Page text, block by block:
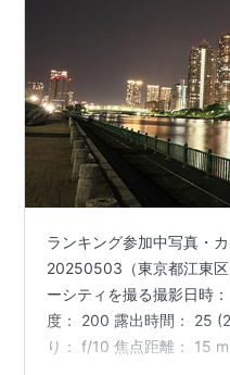
ランキング参加中写真・
20250503（東京都江東
ーシティを撮る撮影日時
度： 200 露出時間： 25
り： f/10 焦点距離： 15